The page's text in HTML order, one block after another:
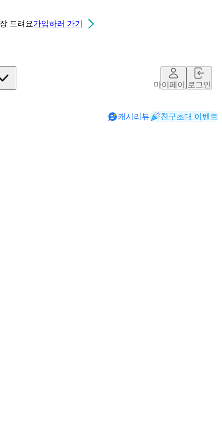
드려요가입하러 가기
마이페이지로그인
캐시리뷰 친구초대 이벤트